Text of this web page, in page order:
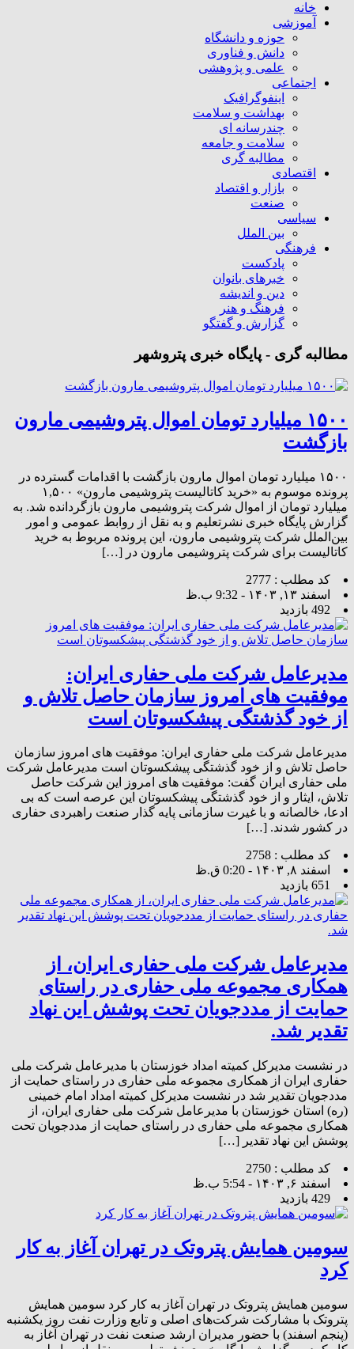
خانه
آموزشی
حوزه و دانشگاه
دانش و فناوری
علمی و پژوهشی
اجتماعی
اینفوگرافیک
بهداشت و سلامت
چندرسانه ای
سلامت و جامعه
مطالبه گری
اقتصادی
بازار و اقتصاد
صنعت
سیاسی
بین الملل
فرهنگی
پادکست
خبرهای بانوان
دین و اندیشه
فرهنگ و هنر
گزارش و گفتگو
مطالبه گری - پایگاه خبری پتروشهر
۱۵۰۰ میلیارد تومان اموال پتروشیمی مارون
بازگشت
۱۵۰۰ میلیارد تومان اموال مارون بازگشت با اقدامات گسترده در
پرونده موسوم به «خرید کاتالیست پتروشیمی مارون» ۱,۵۰۰
میلیارد تومان از اموال شرکت پتروشیمی مارون بازگردانده شد. به
گزارش پایگاه خبری نشرتعلیم و به نقل از روابط عمومی و امور
بین‌الملل شرکت پتروشیمی مارون، این پرونده مربوط به خرید
کاتالیست برای شرکت پتروشیمی مارون در […]
کد مطلب : 2777
اسفند ۱۳, ۱۴۰۳ - 9:32 ب.ظ
492 بازدید
مدیرعامل شرکت ملی حفاری ایران:
موفقیت های امروز سازمان حاصل تلاش و
از خود گذشتگی پیشکسوتان است
مدیرعامل شرکت ملی حفاری ایران: موفقیت های امروز سازمان
حاصل تلاش و از خود گذشتگی پیشکسوتان است مدیرعامل شرکت
ملی حفاری ایران گفت: موفقیت های امروز این شرکت حاصل
تلاش، ایثار و از خود گذشتگی پیشکسوتان این عرصه است که بی
ادعا، خالصانه و با غیرت سازمانی پایه گذار صنعت راهبردی حفاری
در کشور شدند. […]
کد مطلب : 2758
اسفند ۸, ۱۴۰۳ - 0:20 ق.ظ
651 بازدید
مدیرعامل شرکت ملی حفاری ایران، از
همکاری مجموعه ملی حفاری در راستای
حمایت از مددجویان تحت پوشش این نهاد
تقدیر شد.
در نشست مدیرکل کمیته امداد خوزستان با مدیرعامل شرکت ملی
حفاری ایران از همکاری مجموعه ملی حفاری در راستای حمایت از
مددجویان تقدیر شد در نشست مدیرکل کمیته امداد امام خمینی
(ره) استان خوزستان با مدیرعامل شرکت ملی حفاری ایران، از
همکاری مجموعه ملی حفاری در راستای حمایت از مددجویان تحت
پوشش این نهاد تقدیر […]
کد مطلب : 2750
اسفند ۶, ۱۴۰۳ - 5:54 ب.ظ
429 بازدید
سومین همایش پتروتک در تهران آغاز به کار
کرد
سومین همایش پتروتک در تهران آغاز به کار کرد سومین همایش
پتروتک با مشارکت شرکت‌های اصلی و تابع وزارت نفت روز یکشنبه
(پنجم اسفند) با حضور مدیران ارشد صنعت نفت در تهران آغاز به